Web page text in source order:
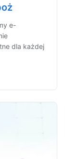
e-
dla każdej